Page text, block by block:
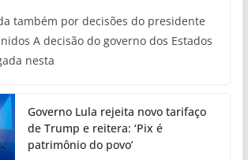
também por decisões do presidente
A decisão do governo dos Estados
nesta
Governo Lula rejeita novo tarifaço
de Trump e reitera: ‘Pix é
patrimônio do povo’